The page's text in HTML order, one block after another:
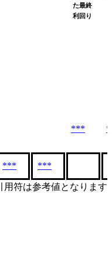
た最終
利回り
***
*** ***
符は参考値となります